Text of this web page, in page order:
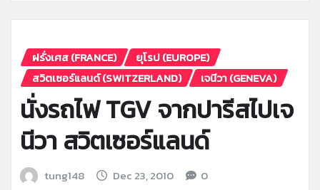
ฝรั่งเศส (FRANCE)
ยุโรป (EUROPE)
สวิตเซอร์แลนด์ (SWITZERLAND)
เจนีวา (GENEVA)
นั่งรถไฟ TGV จากปารีสไปเจ
นีวา สวิตเซอร์แลนด์
tung148 Dec 23, 2010 0